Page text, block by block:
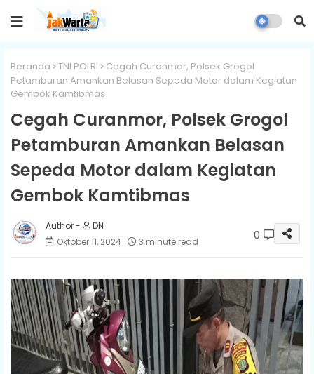
Beranda TNI POLRI
Cegah Curanmor, Polsek Grogol
Petamburan Amankan Belasan Sepeda Motor dalam Kegiatan
Gembok Kamtibmas
Cegah Curanmor, Polsek Grogol
Petamburan Amankan Belasan
Sepeda Motor dalam Kegiatan
Gembok Kamtibmas
DN
Oktober 11, 2024
3 minute read 0